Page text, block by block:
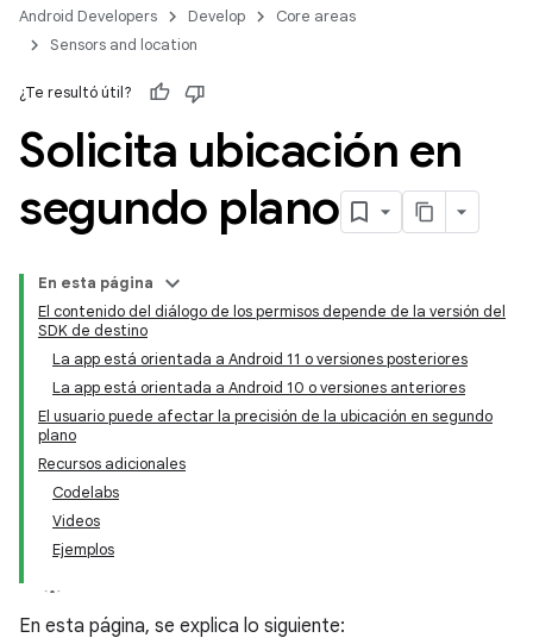
Android Developers Develop
Core areas
Sensors and location
¿Te resultó útil?
Solicita ubicación en
segundo plano
En esta página
El contenido del diálogo de los permisos depende de la versión del
SDK de destino
La app está orientada a Android 11 o versiones posteriores
La app está orientada a Android 10 o versiones anteriores
El usuario puede afectar la precisión de la ubicación en segundo
plano
Recursos adicionales
Codelabs
Videos
Ejemplos
En esta página, se explica lo siguiente: